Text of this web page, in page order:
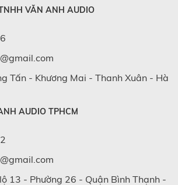
VĂN ANH AUDIO
Tấn - Khương Mai - Thanh Xuân - Hà
AUDIO TPHCM
13 - Phường 26 - Quận Bình Thạnh -